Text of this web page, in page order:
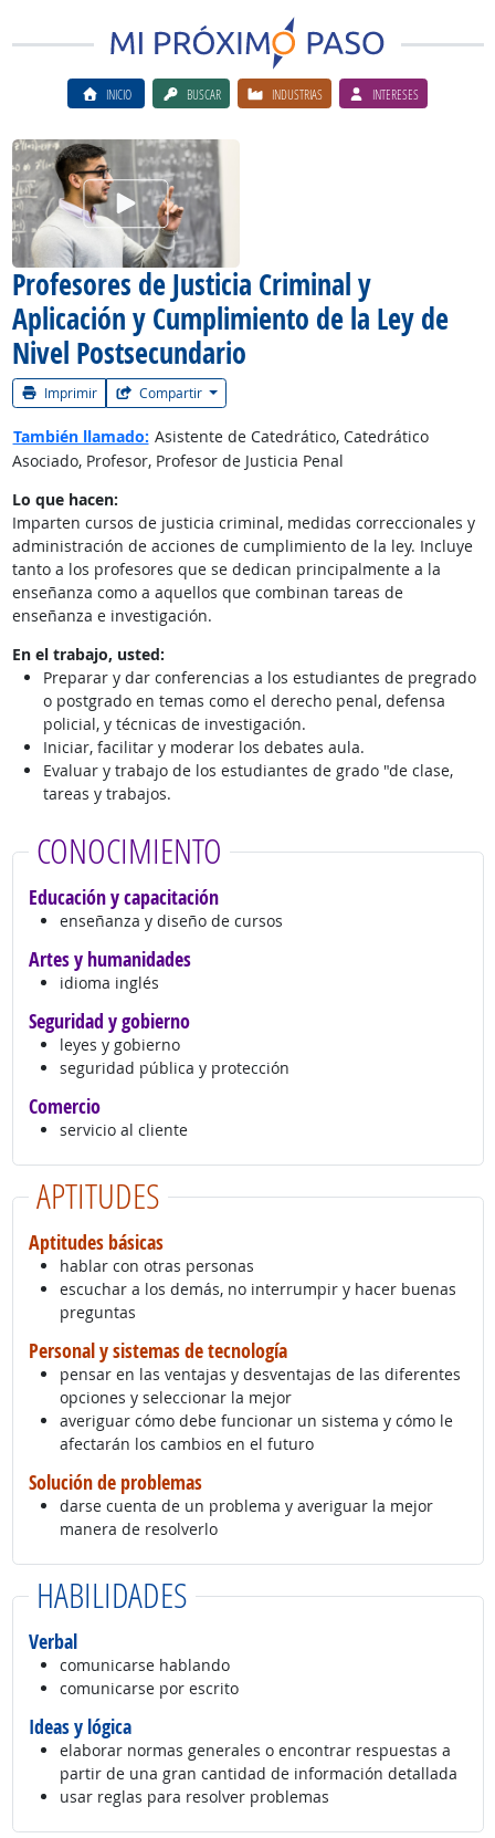
INICIO BUSCAR INDUSTRIAS INTERESES
Profesores de Justicia Criminal y
Aplicación y Cumplimiento de la Ley de
Nivel Postsecundario
Imprimir Compartir
Ver el vίdeo de la carrera
También llamado: Asistente de Catedrático, Catedrático
Asociado, Profesor, Profesor de Justicia Penal
Lo que hacen:
Imparten cursos de justicia criminal, medidas correccionales y
administración de acciones de cumplimiento de la ley. Incluye
tanto a los profesores que se dedican principalmente a la
enseñanza como a aquellos que combinan tareas de
enseñanza e investigación.
En el trabajo, usted:
Preparar y dar conferencias a los estudiantes de pregrado
o postgrado en temas como el derecho penal, defensa
policial, y técnicas de investigación.
Iniciar, facilitar y moderar los debates aula.
Evaluar y trabajo de los estudiantes de grado "de clase,
tareas y trabajos.
CONOCIMIENTO
Educación y capacitación
enseñanza y diseño de cursos
Artes y humanidades
idioma inglés
Seguridad y gobierno
leyes y gobierno
seguridad pública y protección
Comercio
servicio al cliente
APTITUDES
Aptitudes básicas
hablar con otras personas
escuchar a los demás, no interrumpir y hacer buenas
preguntas
Personal y sistemas de tecnología
pensar en las ventajas y desventajas de las diferentes
opciones y seleccionar la mejor
averiguar cómo debe funcionar un sistema y cómo le
afectarán los cambios en el futuro
Solución de problemas
darse cuenta de un problema y averiguar la mejor
manera de resolverlo
HABILIDADES
Verbal
comunicarse hablando
comunicarse por escrito
Ideas y lógica
elaborar normas generales o encontrar respuestas a
partir de una gran cantidad de información detallada
usar reglas para resolver problemas